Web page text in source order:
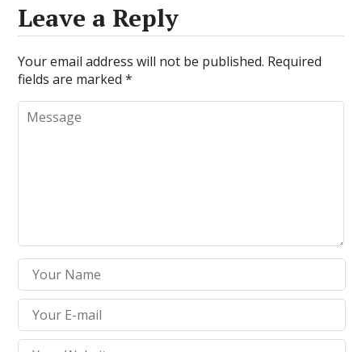
Leave a Reply
Your email address will not be published. Required
fields are marked*